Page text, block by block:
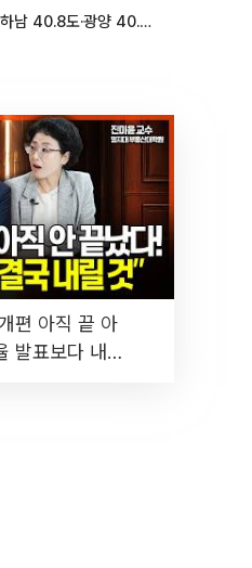
서울 40도 찍더니 하남 40.8도·광양 40.2도…전국 '펄펄'
편 아직 끝 아
발표보다 내릴